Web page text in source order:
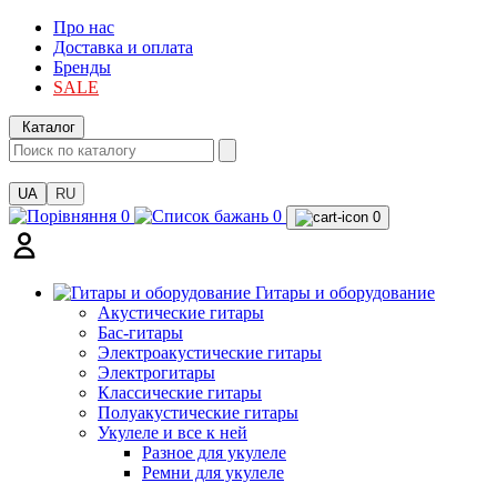
Про нас
Доставка и оплата
Бренды
SALE
Каталог
UA RU
0 0 0
Гитары и оборудование
Акустические гитары
Бас-гитары
Электроакустические гитары
Электрогитары
Классические гитары
Полуакустические гитары
Укулеле и все к ней
Разное для укулеле
Ремни для укулеле